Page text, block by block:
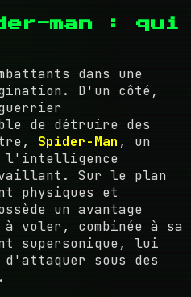
man : qui
dans une
D'un côté,
de détruire des
Spider-Man , un
l'intelligence
Sur le plan
physiques et
un avantage
voler, combinée à sa
supersonique, lui
sous des